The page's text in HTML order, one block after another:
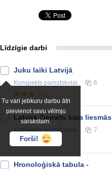
Līdzīgie darbi
Tu vari jebkuru darbu ātri
pievienot savu vēlmju
sarakstam.
Forši!
Juku laiki Latvijā
Konspekts pamatskolai 6
Latvija Ziemeļu kara liesmās
Konspektspamatskolai 7
Hronoloģiskā tabula -